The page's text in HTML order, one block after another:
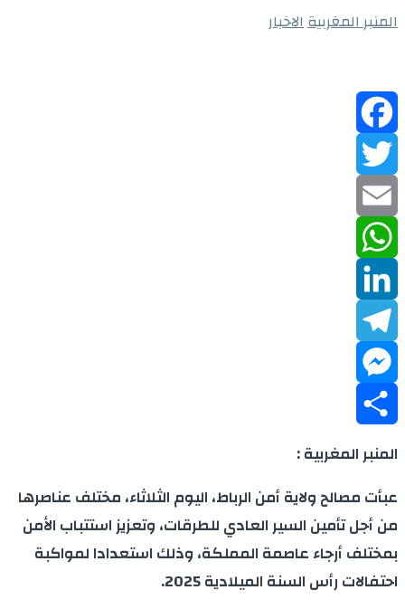
المنبر المغربيةالاخبار
Facebook
Twitter
Email
WhatsApp
LinkedIn
Telegram
Messenger
Share
المنبر المغربية :
عبأت مصالح ولاية أمن الرباط، اليوم الثلاثاء، مختلف عناصرها
من أجل تأمين السير العادي للطرقات، وتعزيز استتباب الأمن
بمختلف أرجاء عاصمة المملكة، وذلك استعدادا لمواكبة
احتفالات رأس السنة الميلادية 2025.